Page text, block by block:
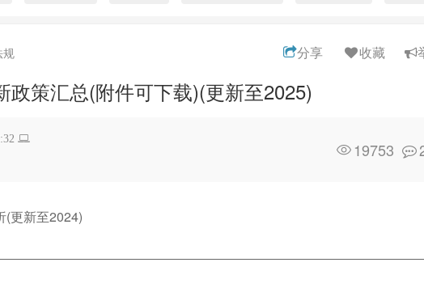
规 分享 收藏
策汇总(附件可下载)(更新至2025)
19753
(更新至2024)